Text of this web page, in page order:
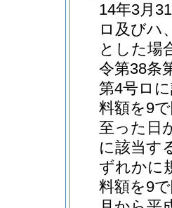
14年3月
ロ及びハ
とした場
令第38条
第4号ロ
料額を9
至った日
に該当す
ずれかに
料額を9